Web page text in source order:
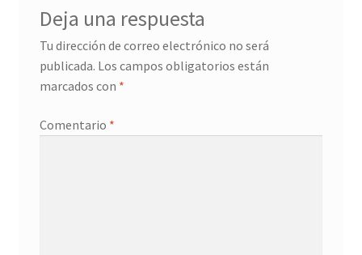
Decoración, cuadros y espejos
Iluminación, lamparas y apliques
Muebles
Deja una respuesta
Tu dirección de correo electrónico no será
publicada. Los campos obligatorios están
marcados con *
Comentario *